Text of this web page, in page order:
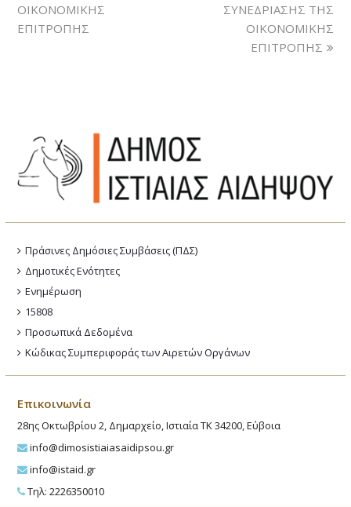
ΟΙΚΟΝΟΜΙΚΗΣ
ΕΠΙΤΡΟΠΗΣ
ΣΥΝΕΔΡΙΑΣΗΣ ΤΗΣ
ΟΙΚΟΝΟΜΙΚΗΣ
ΕΠΙΤΡΟΠΗΣ
Πράσινες Δημόσιες Συμβάσεις (ΠΔΣ)
Δημοτικές Ενότητες
Ενημέρωση
15808
Προσωπικά Δεδομένα
Κώδικας Συμπεριφοράς των Αιρετών Οργάνων
Επικοινωνία
28ης Οκτωβρίου 2, Δημαρχείο, Ιστιαία ΤΚ 34200, Εύβοια
info@dimosistiaiasaidipsou.gr
info@istaid.gr
Τηλ: 2226350010